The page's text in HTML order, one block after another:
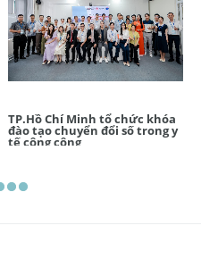
TP.Hồ Chí Minh tổ chức khóa
đào tạo chuyển đổi số trong y
tế công cộng